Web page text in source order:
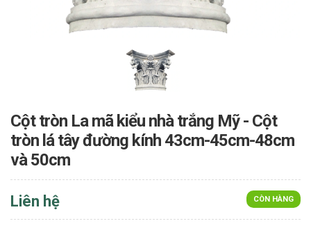
Cột tròn La mã kiểu nhà trắng Mỹ - Cột
tròn lá tây đường kính 43cm-45cm-48cm
và 50cm
CÒN HÀNG
Liên hệ